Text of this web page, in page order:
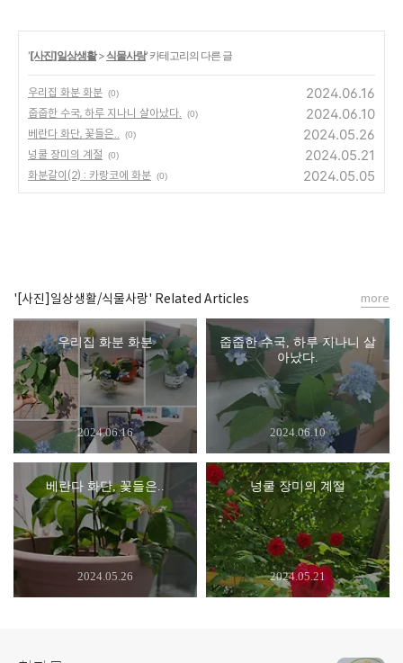
'[사진]일상생활> 식물사랑' 카테고리의 다른 글
우리집 화분 화분 (0) 2024.06.16
줍줍한 수국, 하루 지나니 살아났다. (0) 2024.06.10
베란다 화단, 꽃들은.. (0) 2024.05.26
넝쿨 장미의 계절 (0) 2024.05.21
화분갈이(2) : 카랑코에 화분 (0) 2024.05.05
'[사진]일상생활/식물사랑' Related Articles
우리집 화분 화분
2024.06.16
줍줍한 수국, 하루 지나니 살
아났다.
2024.06.10
베란다 화단, 꽃들은..
2024.05.26
넝쿨 장미의 계절
2024.05.21
more